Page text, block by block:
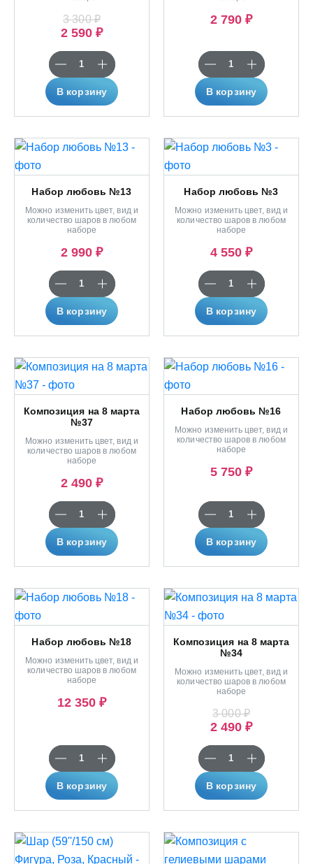
3 300 ₽
2 590 ₽
В корзину
2 790 ₽
В корзину
Набор любовь №13
Можно изменить цвет, вид и
количество шаров в любом
наборе
2 990 ₽
В корзину
Набор любовь №3
Можно изменить цвет, вид и
количество шаров в любом
наборе
4 550 ₽
В корзину
Композиция на 8 марта
№37
Можно изменить цвет, вид и
количество шаров в любом
наборе
2 490 ₽
В корзину
Набор любовь №16
Можно изменить цвет, вид и
количество шаров в любом
наборе
5 750 ₽
В корзину
Набор любовь №18
Можно изменить цвет, вид и
количество шаров в любом
наборе
12 350 ₽
В корзину
Композиция на 8 марта
№34
Можно изменить цвет, вид и
количество шаров в любом
наборе
3 000 ₽
2 490 ₽
В корзину